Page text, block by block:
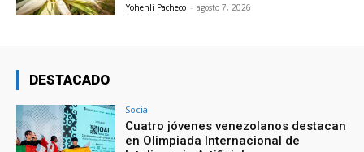
Yohenli Pacheco - agosto 7, 2026
DESTACADO
Social
Cuatro jóvenes venezolanos destacan
en Olimpiada Internacional de